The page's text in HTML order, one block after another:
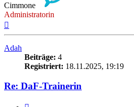
Cimmone
Administratorin
Adah
Beiträge: 4
Registriert: 18.11.2025, 19:19
Re: DaF-Trainerin